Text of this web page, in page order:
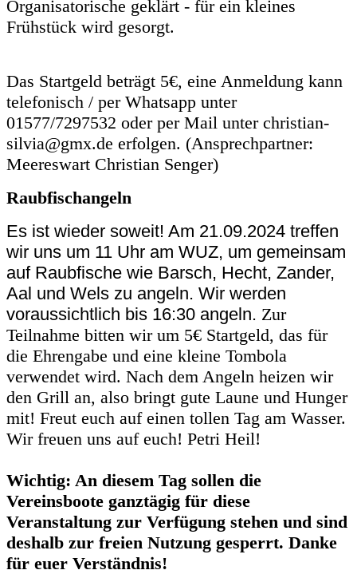
Organisatorische geklärt - für ein kleines
Frühstück wird gesorgt.
Das Startgeld beträgt 5€, eine Anmeldung kann
telefonisch / per Whatsapp unter
01577/7297532 oder per Mail unter christian-
silvia@gmx.de erfolgen. (Ansprechpartner:
Meereswart Christian Senger)
Raubfischangeln
Es ist wieder soweit! Am 21.09.2024 treffen
wir uns um 11 Uhr am WUZ, um gemeinsam
auf Raubfische wie Barsch, Hecht, Zander,
Aal und Wels zu angeln. Wir werden
voraussichtlich bis 16:30 angeln. Zur
Teilnahme bitten wir um 5€ Startgeld, das für
die Ehrengabe und eine kleine Tombola
verwendet wird. Nach dem Angeln heizen wir
den Grill an, also bringt gute Laune und Hunger
mit! Freut euch auf einen tollen Tag am Wasser.
Wir freuen uns auf euch! Petri Heil!
Wichtig: An diesem Tag sollen die
Vereinsboote ganztägig für diese
Veranstaltung zur Verfügung stehen und sind
deshalb zur freien Nutzung gesperrt. Danke
für euer Verständnis!